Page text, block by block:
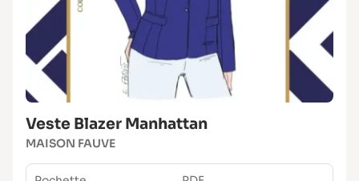
Veste Blazer Manhattan
MAISON FAUVE